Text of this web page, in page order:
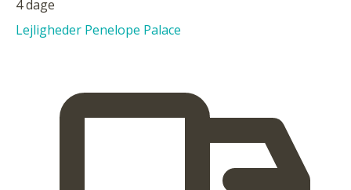
4 dage
Lejligheder Penelope Palace